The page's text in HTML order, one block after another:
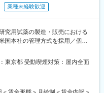
ず、日本での医療の自由度は
が現状です。
私たちニフジは、日本でも最新
最良の医療を提供できる環境を
、事務局の方、院長先生等）に
業種未経験歓迎
究用試薬の製造・販売における
国本社の管理方式を採用／個々
東京都 受動喫煙対策：屋内全面